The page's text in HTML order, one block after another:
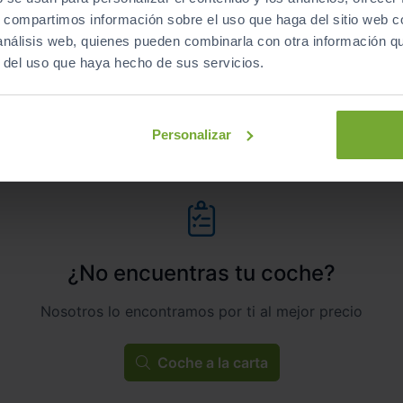
información sobre el uso que haga del sitio web
web, quienes pueden combinarla con otra información
uso que haya hecho de sus servicios.
Personalizar
Automático
Gasolina
C
¿No encuentras tu coche?
Nosotros lo encontramos por ti al mejor precio
Coche a la carta